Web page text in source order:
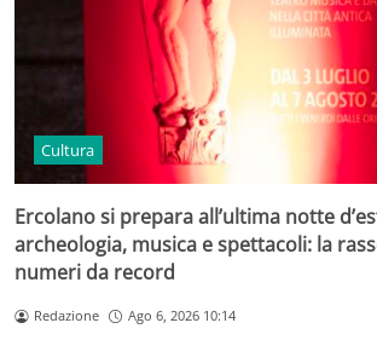
Cultura
Ercolano si prepara all’ultima notte
archeologia, musica e spettacoli: la
numeri da record
Redazione Ago 6, 2026 10:14